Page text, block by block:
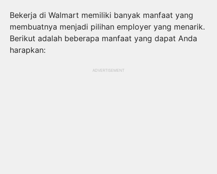
Bekerja di Walmart memiliki banyak manfaat yang
membuatnya menjadi pilihan employer yang menarik.
Berikut adalah beberapa manfaat yang dapat Anda
harapkan:
ADVERTISEMENT